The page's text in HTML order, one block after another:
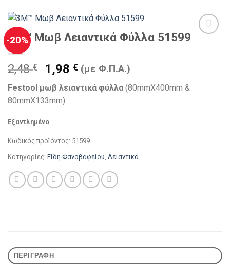
-20%
3Μ™ Μωβ Λειαντικά Φύλλα 51599
2,48€
Original
price
was:
2,48 €.
1,98€Η
τρέχουσα
τιμή
(με Φ.Π.Α.)
Festool μωβ λειαντικά φύλλα (80mmΧ400mm &
80mmΧ133mm)
Εξαντλημένο
Κωδικός προϊόντος: 51599
Κατηγορίες: Είδη Φανοβαφείου Λειαντικά
ΠΕΡΙΓΡΑΦΉ